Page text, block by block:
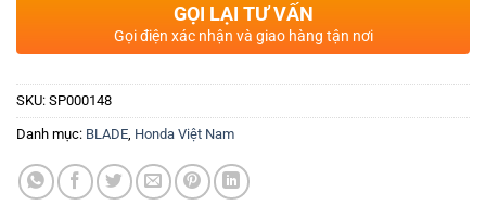
GỌI LẠI TƯ VẤN
Gọi điện xác nhận và giao hàng tận nơi
SKU: SP000148
Danh mục: BLADE Honda Việt Nam